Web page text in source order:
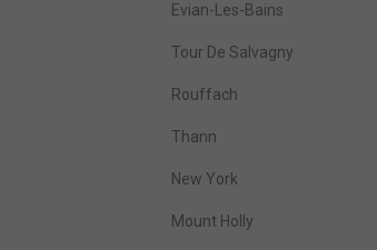
Evian-Les-Bains
Tour De Salvagny
Rouffach
Thann
New York
Mount Holly